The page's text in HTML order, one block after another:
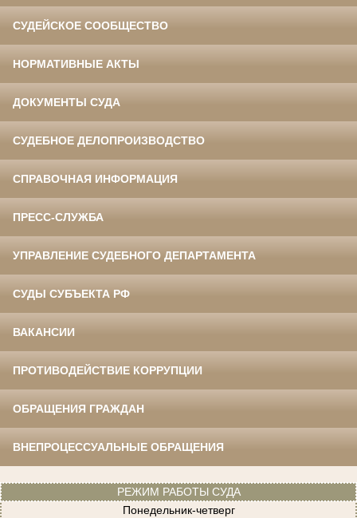
СУДЕЙСКОЕ СООБЩЕСТВО
НОРМАТИВНЫЕ АКТЫ
ДОКУМЕНТЫ СУДА
СУДЕБНОЕ ДЕЛОПРОИЗВОДСТВО
СПРАВОЧНАЯ ИНФОРМАЦИЯ
ПРЕСС-СЛУЖБА
УПРАВЛЕНИЕ СУДЕБНОГО ДЕПАРТАМЕНТА
СУДЫ СУБЪЕКТА РФ
ВАКАНСИИ
ПРОТИВОДЕЙСТВИЕ КОРРУПЦИИ
ОБРАЩЕНИЯ ГРАЖДАН
ВНЕПРОЦЕССУАЛЬНЫЕ ОБРАЩЕНИЯ
РЕЖИМ РАБОТЫ СУДА
Понедельник-четверг